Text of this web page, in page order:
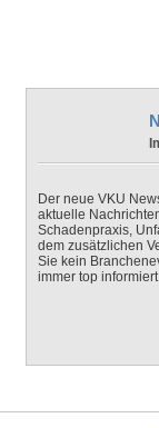
Der neue VKU
aktuelle
Schadenpraxis,
dem zusätzlichen
Sie kein
immer top